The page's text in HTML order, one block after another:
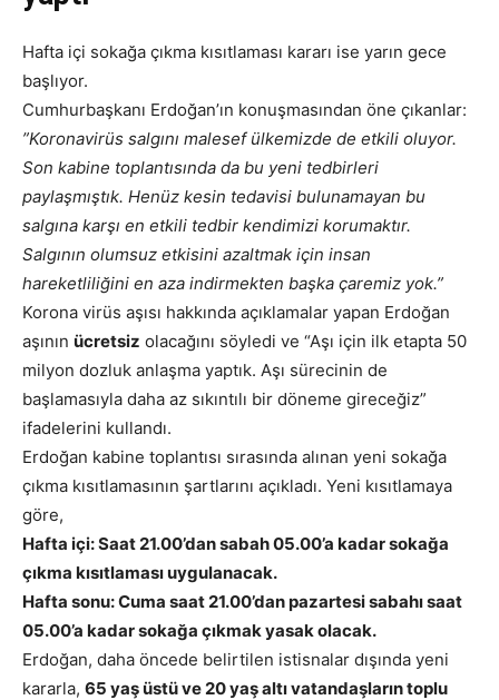
Hafta içi sokağa çıkma kısıtlaması kararı ise yarın gece
başlıyor.
Cumhurbaşkanı Erdoğan’ın konuşmasından öne çıkanlar:
”Koronavirüs salgını malesef ülkemizde de etkili oluyor.
Son kabine toplantısında da bu yeni tedbirleri
paylaşmıştık. Henüz kesin tedavisi bulunamayan bu
salgına karşı en etkili tedbir kendimizi korumaktır.
Salgının olumsuz etkisini azaltmak için insan
hareketliliğini en aza indirmekten başka çaremiz yok.”
Korona virüs aşısı hakkında açıklamalar yapan Erdoğan
aşının ücretsiz olacağını söyledi ve “Aşı için ilk etapta 50
milyon dozluk anlaşma yaptık. Aşı sürecinin de
başlamasıyla daha az sıkıntılı bir döneme gireceğiz”
ifadelerini kullandı.
Erdoğan kabine toplantısı sırasında alınan yeni sokağa
çıkma kısıtlamasının şartlarını açıkladı. Yeni kısıtlamaya
göre,
Hafta içi: Saat 21.00’dan sabah 05.00’a kadar sokağa
çıkma kısıtlaması uygulanacak.
Hafta sonu: Cuma saat 21.00’dan pazartesi sabahı saat
05.00’a kadar sokağa çıkmak yasak olacak.
Erdoğan, daha öncede belirtilen istisnalar dışında yeni
kararla, 65 yaş üstü ve 20 yaş altı vatandaşların toplu